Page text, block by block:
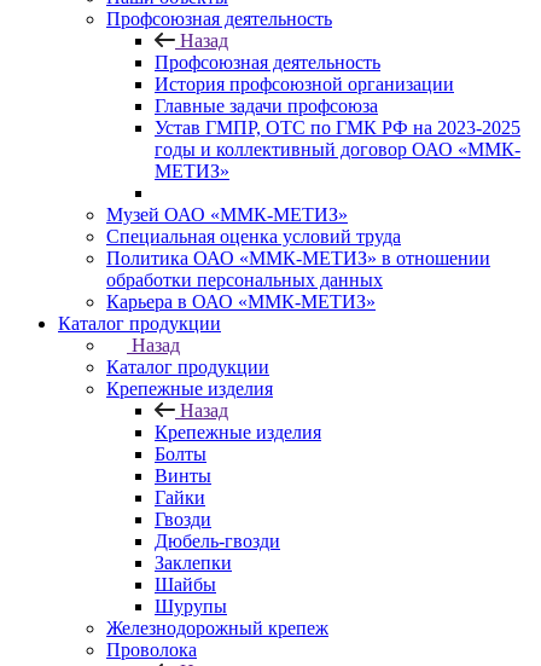
Профсоюзная деятельность
Назад
Профсоюзная деятельность
История профсоюзной организации
Главные задачи профсоюза
Устав ГМПР, ОТС по ГМК РФ на 2023-2025
годы и коллективный договор ОАО «ММК-
МЕТИЗ»
Музей ОАО «ММК-МЕТИЗ»
Специальная оценка условий труда
Политика ОАО «ММК-МЕТИЗ» в отношении
обработки персональных данных
Карьера в ОАО «ММК-МЕТИЗ»
Каталог продукции
Назад
Каталог продукции
Крепежные изделия
Назад
Крепежные изделия
Болты
Винты
Гайки
Гвозди
Дюбель-гвозди
Заклепки
Шайбы
Шурупы
Железнодорожный крепеж
Проволока